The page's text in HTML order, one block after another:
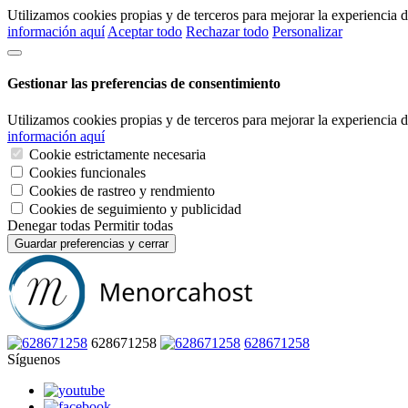
Utilizamos cookies propias y de terceros para mejorar la experiencia
información aquí Aceptar todo Rechazar todo Personalizar
Gestionar las preferencias de consentimiento
Utilizamos cookies propias y de terceros para mejorar la experiencia
información aquí
Cookie estrictamente necesaria
Cookies funcionales
Cookies de rastreo y rendmiento
Cookies de seguimiento y publicidad
Denegar todas Permitir todas
Guardar preferencias y cerrar
628671258
628671258
Síguenos